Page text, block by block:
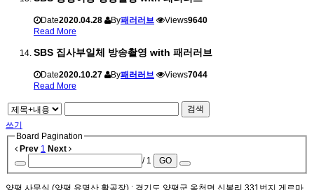
Date2020.04.28 By패러러브 Views9640
Read More
SBS 집사부일체 방송촬영 with 패러러브
Date2020.10.27 By패러러브 Views7044
Read More
검색
쓰기
Board Pagination
Prev 1 Next
/ 1
GO